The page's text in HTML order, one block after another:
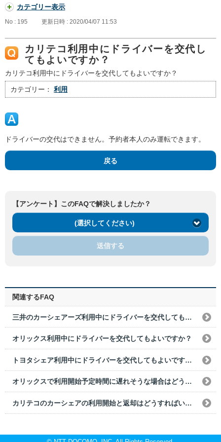
カテゴリー表示
No : 195 更新日時 : 2020/04/07 11:53
カリテコ利用中にドライバーを交代し
てもよいですか？
カリテコ利用中にドライバーを交代してもよいですか？
カテゴリー： 利用
ドライバーの交代はできません。予約者本人のみ運転できます。
戻る
【アンケート】このFAQで解決しましたか？
(選択してください)
送信する
関連するFAQ
三井のカーシェアーズ利用中にドライバーを交代してもよいですか？
オリックス利用中にドライバーを交代してもよいですか？
トヨタシェア利用中にドライバーを交代してもよいですか？
オリックスで利用開始予定時間に遅れそうな場合はどうすればよいですか？
カリテコのカーシェアの利用開始と返却はどうすればいいですか？